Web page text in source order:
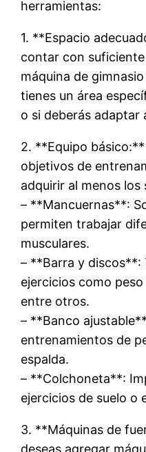
herramientas:
1. **Espacio
contar con
máquina de
tienes un área
o si deberás adaptar
2. **Equipo
objetivos de
adquirir al menos los
– **Mancuernas**:
permiten trabajar
musculares.
– **Barra y discos**:
ejercicios como
entre otros.
– **Banco
entrenamientos de
espalda.
– **Colchoneta**:
ejercicios de suelo o
3. **Máquinas de
deseas agregar